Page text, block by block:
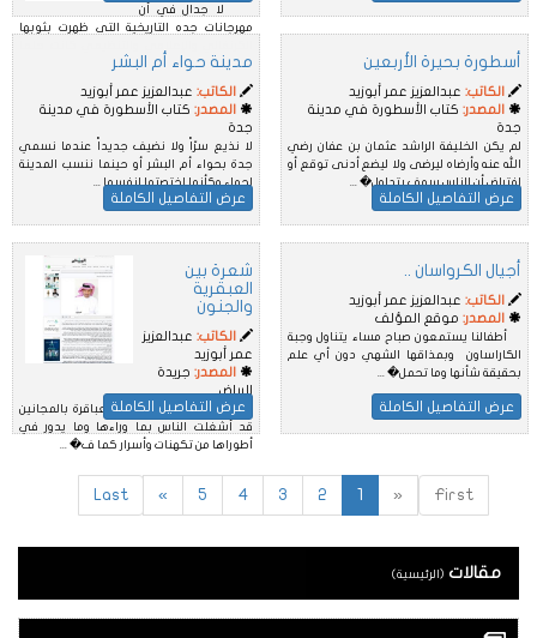
لا جدال في أن
مهرجانات جده التاريخية التي ظهرت بثوبها
نس ...
أسطورة بحيرة الأربعين
الكاتب: عبدالعزيز عمر أبوزيد
المصدر: كتاب الأسطورة في مدينة
جدة
لم يكن الخليفة الراشد عثمان بن عفان رضي
الله عنه وأرضاه ليرضى ولا ليضع أدنى توقع أو
افتراض أن الناس سوف يتداول� ...
عرض التفاصيل الكاملة
مدينة حواء أم البشر
الكاتب: عبدالعزيز عمر أبوزيد
المصدر: كتاب الأسطورة في مدينة
جدة
لا نذيع سرّاً ولا نضيف جديداً عندما نسمي
جدة بحواء أم البشر أو حينما ننسب المدينة
لحواء وكأنها اختصتها لنفسها ...
عرض التفاصيل الكاملة
أجيال الكرواسان ..
الكاتب: عبدالعزيز عمر أبوزيد
المصدر: موقع المؤلف
أطفالنا يستمعون صباح مساء يتناول وجبة
الكاراساون وبمذاقها الشهي دون أي علم
بحقيقة شأنها وما تحمل� ...
عرض التفاصيل الكاملة
شعرة بين
العبقرية
والجنون
الكاتب: عبدالعزيز
عمر أبوزيد
المصدر: جريدة
الرياض
شعرة الجنون التي تجمع العباقرة بالمجانين
قد أشغلت الناس بما وراءها وما يدور في
أطوراها من تكهنات وأسرار كما ف� ...
عرض التفاصيل الكاملة
First
«
1
2
3
4
5
»
Last
مقالات (الرئيسية)